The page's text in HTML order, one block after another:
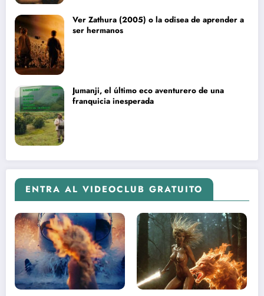
Ver Zathura (2005) o la odisea de aprender a
ser hermanos
Jumanji, el último eco aventurero de una
franquicia inesperada
ENTRA AL VIDEOCLUB GRATUITO